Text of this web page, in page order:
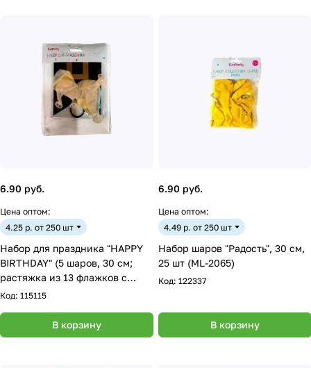
6.90 руб.
Цена оптом:
4.25 р. от 250 шт
Набор для праздника "HAPPY
BIRTHDAY" (5 шаров, 30 см;
растяжка из 13 флажков с
буквами, 12*17 см)
Код: 115115
В корзину
6.90 руб.
Цена оптом:
4.49 р. от 250 шт
Набор шаров "Радость", 30 см,
25 шт (ML-2065)
Код: 122337
В корзину